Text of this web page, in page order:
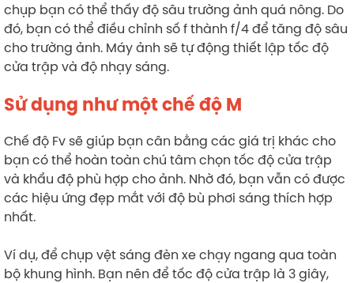
chụp bạn có thể thấy độ sâu trường ảnh quá nông. Do
đó, bạn có thể điều chỉnh số f thành f/4 để tăng độ sâu
cho trường ảnh. Máy ảnh sẽ tự động thiết lập tốc độ
cửa trập và độ nhạy sáng.
Sử dụng như một chế độ M
Chế độ Fv sẽ giúp bạn cân bằng các giá trị khác cho
bạn có thể hoàn toàn chú tâm chọn tốc độ cửa trập
và khẩu độ phù hợp cho ảnh. Nhờ đó, bạn vẫn có được
các hiệu ứng đẹp mắt với độ bù phơi sáng thích hợp
nhất.
Ví dụ, để chụp vệt sáng đèn xe chạy ngang qua toàn
bộ khung hình. Bạn nên để tốc độ cửa trập là 3 giây,